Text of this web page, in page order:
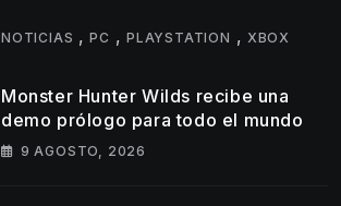
NOTICIAS ,PC ,PLAYSTATION , XBOX
Monster Hunter Wilds recibe una
demo prólogo para todo el mundo
9 AGOSTO, 2026